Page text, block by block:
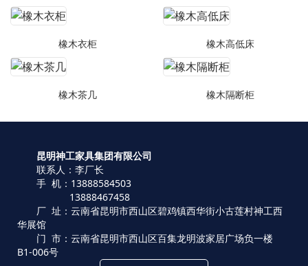
橡木衣柜 橡木高低床
橡木茶几 橡木隔断柜
昆明神工家具集团有限公司
联系人：李厂长
手 机：13888584503
13888467458
厂 址：云南省昆明市西山区碧鸡镇西华街小古莲村神工西
华展馆
门 市：云南省昆明市西山区百集龙明波家居广场负一楼
B1-006号